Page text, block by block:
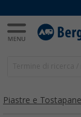
Piastre e Tostapane